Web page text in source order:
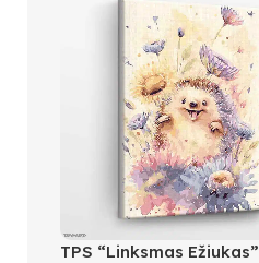
TPS “Linksmas Ežiukas”